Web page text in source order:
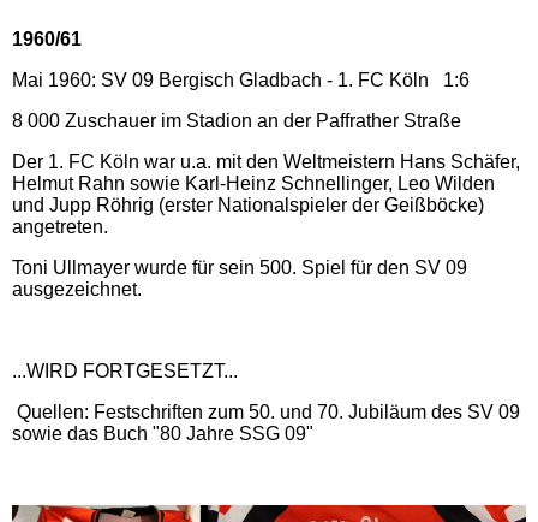
1960/61
Mai 1960: SV 09 Bergisch Gladbach - 1. FC Köln 1:6
8 000 Zuschauer im Stadion an der Paffrather Straße
Der 1. FC Köln war u.a. mit den Weltmeistern Hans Schäfer,
Helmut Rahn sowie Karl-Heinz Schnellinger, Leo Wilden
und Jupp Röhrig (erster Nationalspieler der Geißböcke)
angetreten.
Toni Ullmayer wurde für sein 500. Spiel für den SV 09
ausgezeichnet.
...WIRD FORTGESETZT...
Quellen: Festschriften zum 50. und 70. Jubiläum des SV 09
sowie das Buch "80 Jahre SSG 09"